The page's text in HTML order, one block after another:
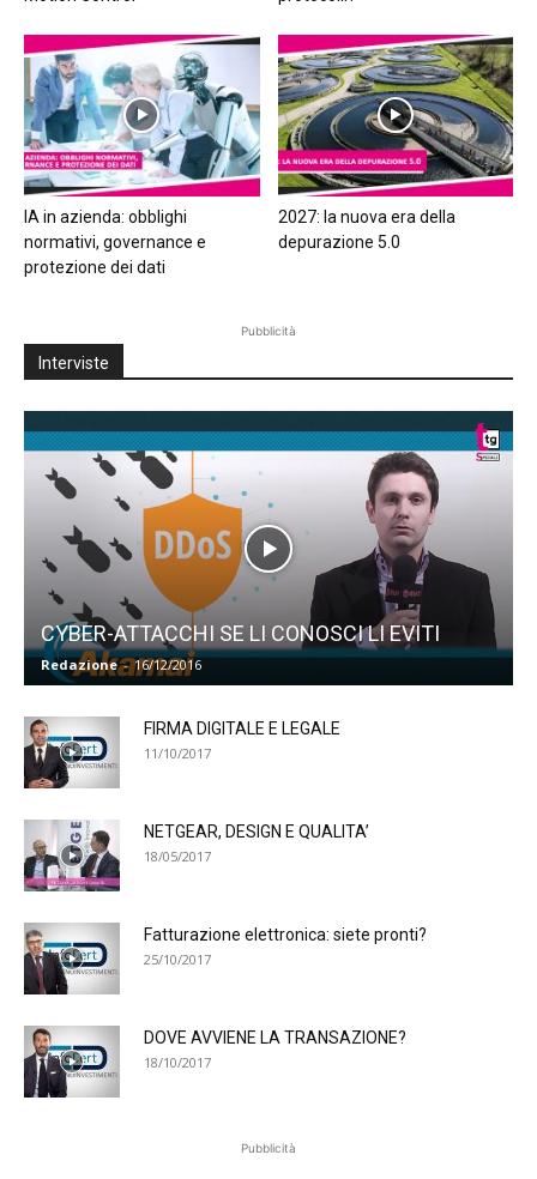
IA in azienda: obblighi
normativi, governance e
protezione dei dati
2027: la nuova era della
depurazione 5.0
Pubblicità
Interviste
CYBER-ATTACCHI SE LI CONOSCI LI EVITI
Redazione - 16/12/2016
FIRMA DIGITALE E LEGALE
11/10/2017
NETGEAR, DESIGN E QUALITA’
18/05/2017
Fatturazione elettronica: siete pronti?
25/10/2017
DOVE AVVIENE LA TRANSAZIONE?
18/10/2017
Pubblicità